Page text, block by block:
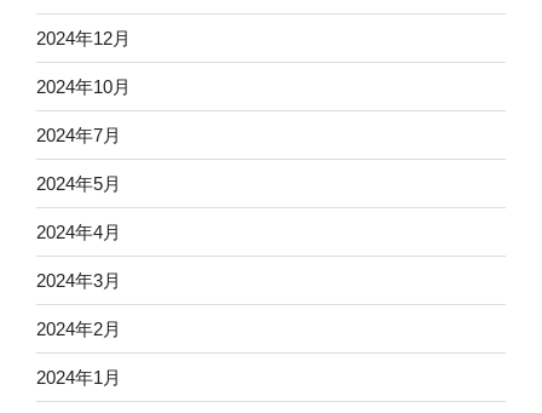
2024年12月
2024年10月
2024年7月
2024年5月
2024年4月
2024年3月
2024年2月
2024年1月